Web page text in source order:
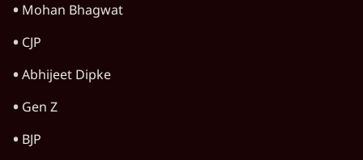
Mohan Bhagwat
CJP
Abhijeet Dipke
Gen Z
BJP